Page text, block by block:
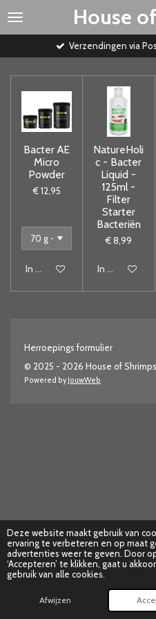
Deze website maakt gebruik van
ervaring te verbeteren en op maat
advertenties weer te geven. Door
‘Accepteren’ te klikken, gaat u
gebruik van alle cookies.
Afwijzen
Ga
House
Verzendingen via Postnl. DPD en
Bacter AE
Micro
Powder
€ 12,95
In winkelwagen
NatureHoli
c - Bacter
Liquid -
125ml -
Filter
Starter
Bacteriën
€ 8,99
In winkelwagen
Herroepings formulier
© 2025 - 2026 House of Shrimps
Powered byJouwWeb